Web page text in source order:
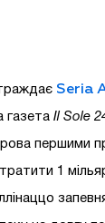
Seria
газета Il Sole
першими
1